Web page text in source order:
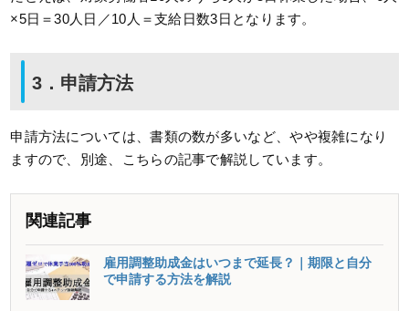
×5日＝30人日／10人＝支給日数3日となります。
3．申請方法
申請方法については、書類の数が多いなど、やや複雑になり
ますので、別途、こちらの記事で解説しています。
関連記事
雇用調整助成金はいつまで延長？｜期限と自分
で申請する方法を解説